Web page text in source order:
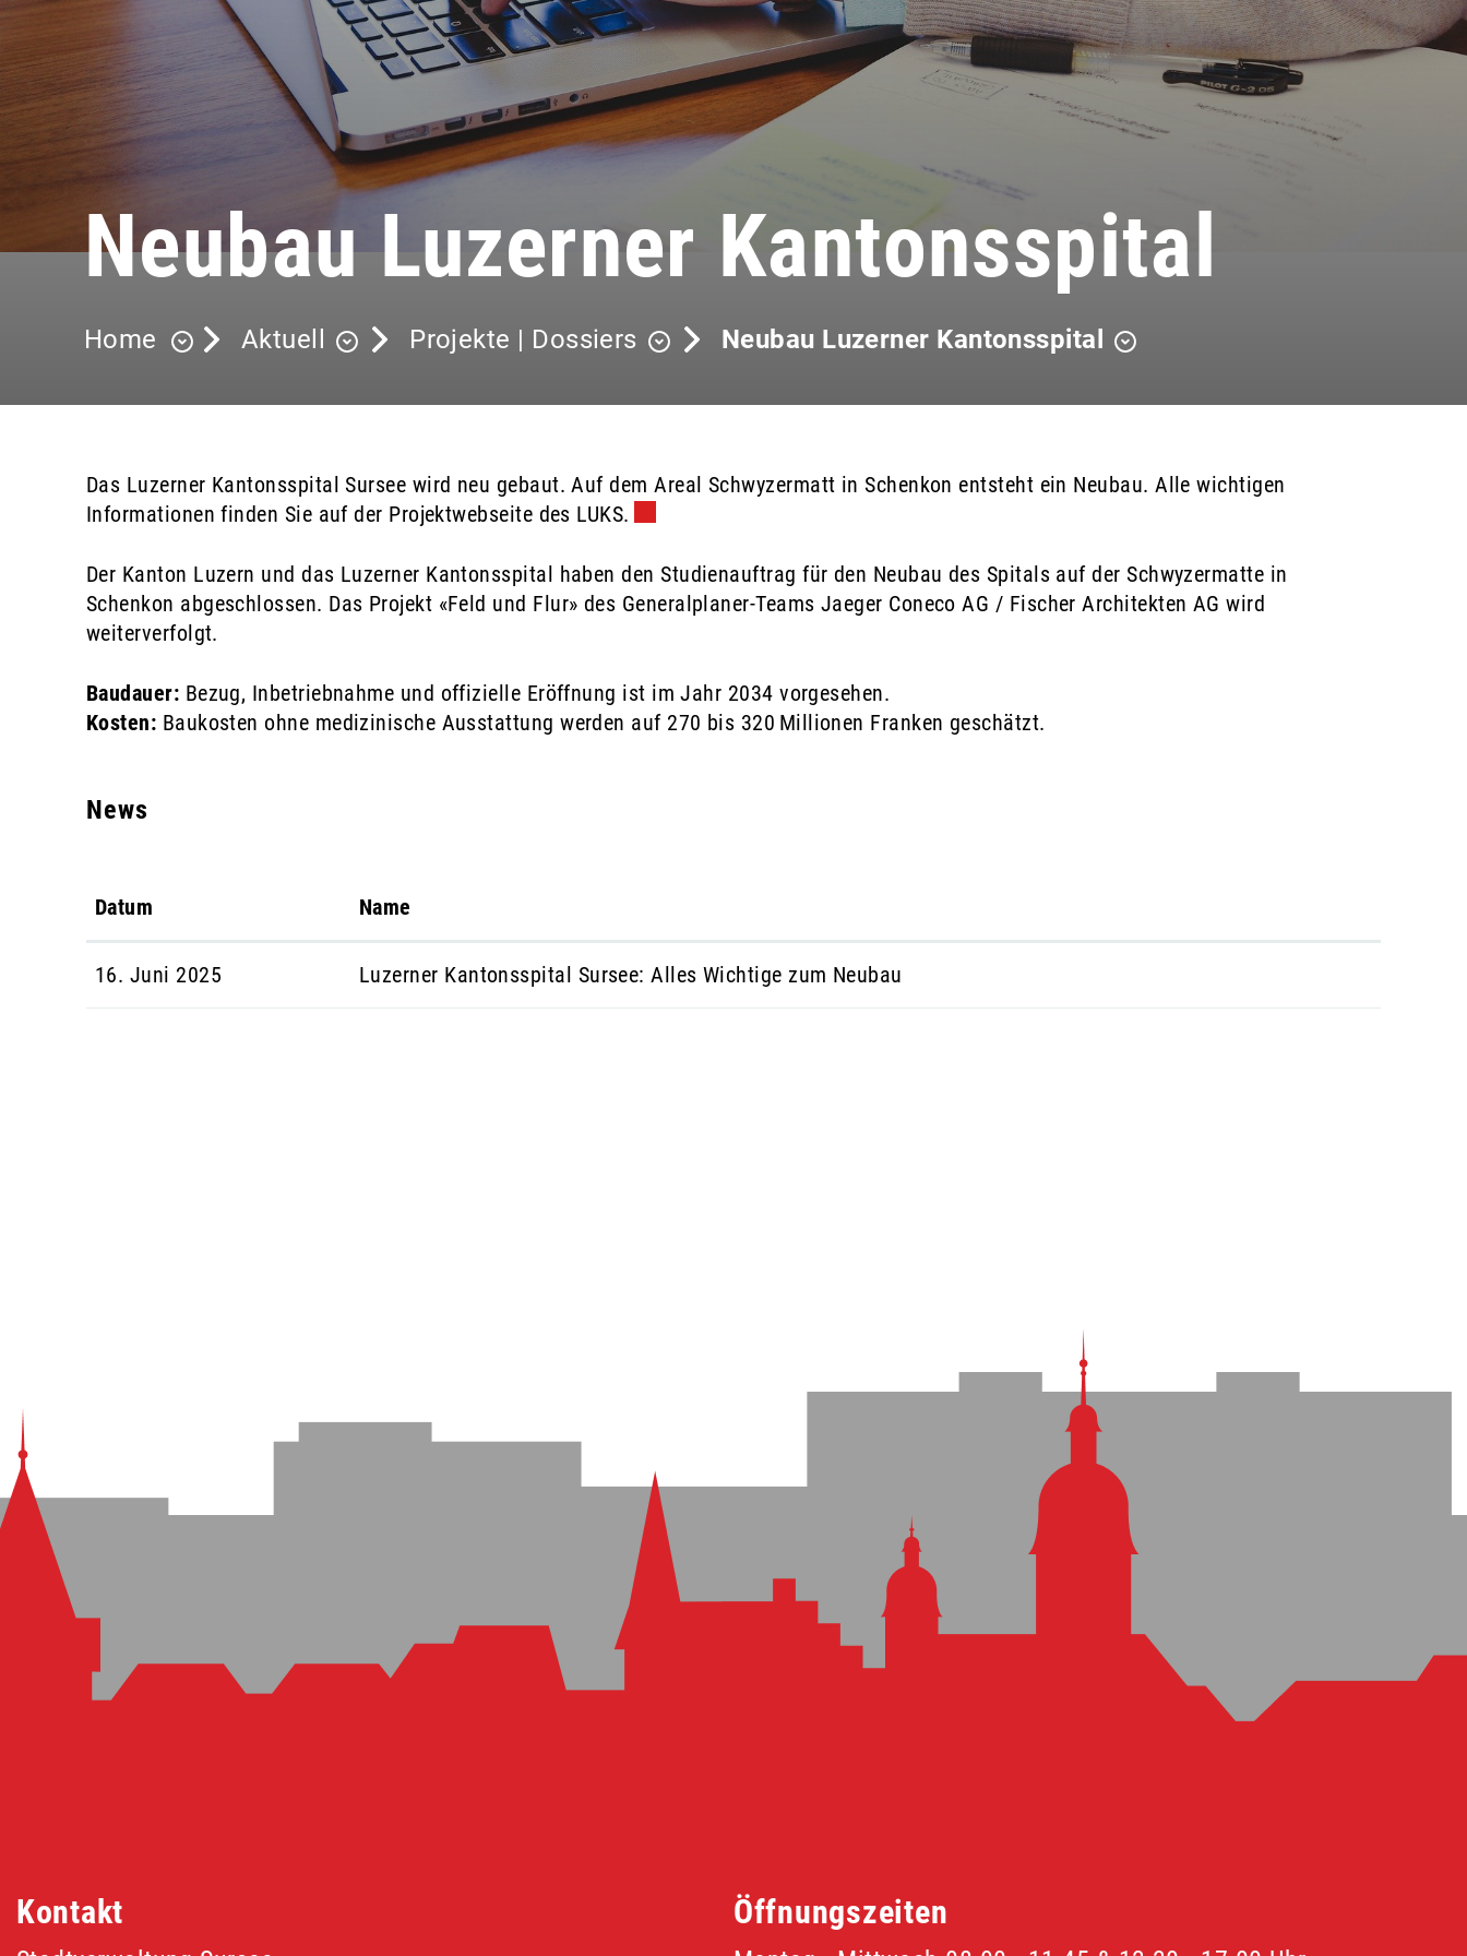
Neubau Luzerner Kantonsspital
Home Aktuell Projekte | Dossiers Neubau Luzerner Kantonsspital
Das Luzerner Kantonsspital Sursee wird neu gebaut. Auf dem Areal Schwyzermatt in Schenkon entsteht ein Neubau. Alle wichtigen
Informationen finden Sie auf der Projektwebseite des LUKS.
Der Kanton Luzern und das Luzerner Kantonsspital haben den Studienauftrag für den Neubau des Spitals auf der Schwyzermatte in
Schenkon abgeschlossen. Das Projekt «Feld und Flur» des Generalplaner-Teams Jaeger Coneco AG / Fischer Architekten AG wird
weiterverfolgt.
Baudauer: Bezug, Inbetriebnahme und offizielle Eröffnung ist im Jahr 2034 vorgesehen.
Kosten: Baukosten ohne medizinische Ausstattung werden auf 270 bis 320 Millionen Franken geschätzt.
News
Datum Name
16. Juni 2025 Luzerner Kantonsspital Sursee: Alles Wichtige zum Neubau
Kontakt Öffnungszeiten